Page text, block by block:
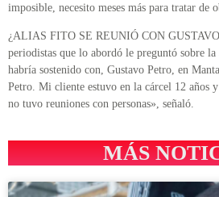
imposible, necesito meses más para tratar de
¿ALIAS FITO SE REUNIÓ CON
periodistas que lo abordó le preguntó sobre
habría sostenido con, Gustavo Petro, en
Petro. Mi cliente estuvo en la cárcel 12 años
no tuvo reuniones con personas», señaló.
MÁS